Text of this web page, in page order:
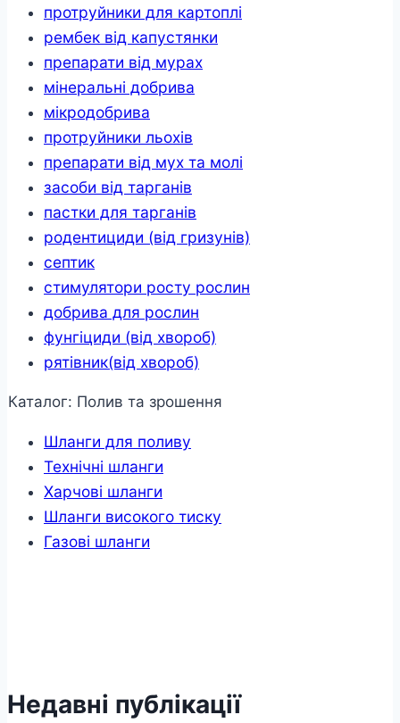
протруйники для картоплі
рембек від капустянки
препарати від мурах
мінеральні добрива
мікродобрива
протруйники льохів
препарати від мух та молі
засоби від тарганів
пастки для тарганів
родентициди (від гризунів)
септик
стимулятори росту рослин
добрива для рослин
фунгіциди (від хвороб)
рятівник(від хвороб)
Каталог: Полив та зрошення
Шланги для поливу
Технічні шланги
Харчові шланги
Шланги високого тиску
Газові шланги
Недавні публікації